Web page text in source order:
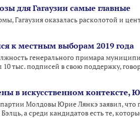
для Гагаузии самые главные
Гагаузия оказалась расколотой и
к местным выборам 2019 года
генерального примара
тыс. подписей в свою поддержку,
в искусственном контексте,
Молдовы Юрие Лянкэ заявил,
а среди кандидатов есть те,